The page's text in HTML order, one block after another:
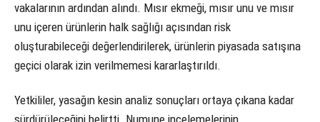
vakalarının ardından alındı. Mısır ekmeği, mısır unu ve mısır
unu içeren ürünlerin halk sağlığı açısından risk
oluşturabileceği değerlendirilerek, ürünlerin piyasada satışına
geçici olarak izin verilmemesi kararlaştırıldı.
Yetkililer, yasağın kesin analiz sonuçları ortaya çıkana kadar